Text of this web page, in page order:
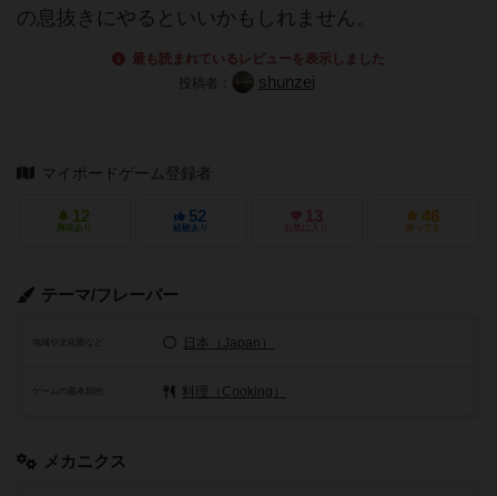
の息抜きにやるといいかもしれません。
最も読まれているレビューを表示しました
投稿者：
shunzei
マイボードゲーム登録者
12
興味あり
52
経験あり
13
お気に入り
46
持ってる
テーマ/フレーバー
地域や文化圏など 日本（Japan）
ゲームの基本目的 料理（Cooking）
メカニクス